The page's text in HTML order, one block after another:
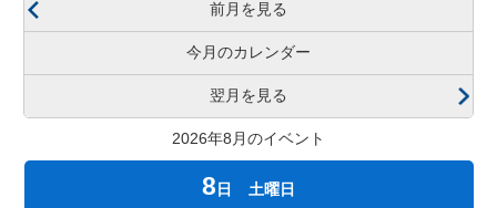
前月を見る
今月のカレンダー
翌月を見る
2026年8月のイベント
8 日 土曜日